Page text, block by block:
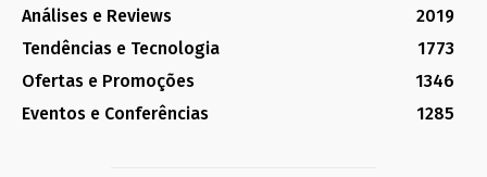
Análises e Reviews
2019
Tendências e Tecnologia
1773
Ofertas e Promoções
1346
Eventos e Conferências
1285